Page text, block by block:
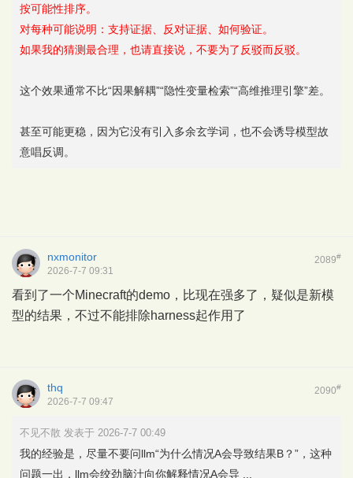
按可能性排序。
对每种可能说明：支持证据、反对证据、如何验证。
如果我的猜测最合理，也请直接说，不要为了反驳而反驳。
这个效果通常不比“因果解耦”“隐性变量检索”“高维推理引擎”差。
甚至可能更稳，因为它没有引入多余玄学词，也不会诱导模型故
意唱反调。
2089#
nxmonitor
2026-7-7 09:31
看到了一个Minecraft的demo，比现在强多了，疑似是新模
型的结果，不过不能排除harness起作用了
2090#
thq
2026-7-7 09:47
不见不散 发表于 2026-7-7 00:49
我的经验是，尽量不要问llm“为什么情况A会导致结果B？”，这种
问题一出，llm会绞劲脑汁向你解释情况A会导 ...